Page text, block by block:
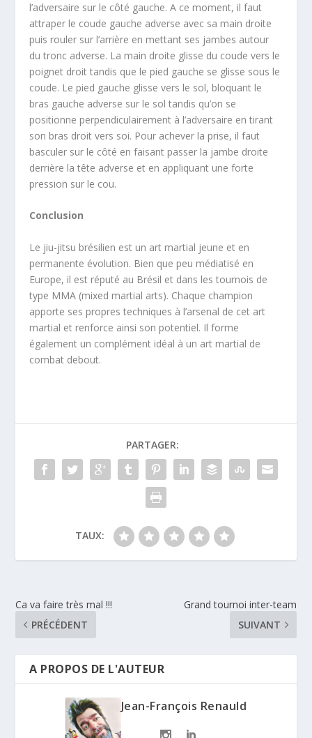
l’adversaire sur le côté gauche. A ce moment, il faut
attraper le coude gauche adverse avec sa main droite
puis rouler sur l’arrière en mettant ses jambes autour
du tronc adverse. La main droite glisse du coude vers le
poignet droit tandis que le pied gauche se glisse sous le
coude. Le pied gauche glisse vers le sol, bloquant le
bras gauche adverse sur le sol tandis qu’on se
positionne perpendiculairement à l’adversaire en tirant
son bras droit vers soi. Pour achever la prise, il faut
basculer sur le côté en faisant passer la jambe droite
derrière la tête adverse et en appliquant une forte
pression sur le cou.
Conclusion
Le jiu-jitsu brésilien est un art martial jeune et en
permanente évolution. Bien que peu médiatisé en
Europe, il est réputé au Brésil et dans les tournois de
type MMA (mixed martial arts). Chaque champion
apporte ses propres techniques à l’arsenal de cet art
martial et renforce ainsi son potentiel. Il forme
également un complément idéal à un art martial de
combat debout.
PARTAGER:
TAUX:
Ca va faire très mal !!!
PRÉCÉDENT
Grand tournoi inter-team
SUIVANT
A PROPOS DE L'AUTEUR
Jean-François Renauld